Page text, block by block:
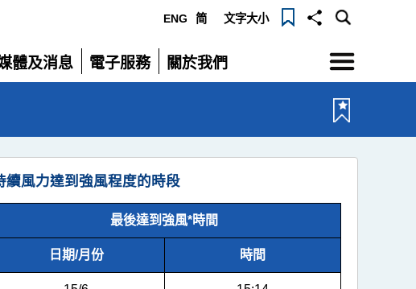
ENG 简 文字大小
體及消息
電子服務
展
關於我們
展
選
單
風力達到強風程度的時段
最後達到強風*時間
日期/月份 時間